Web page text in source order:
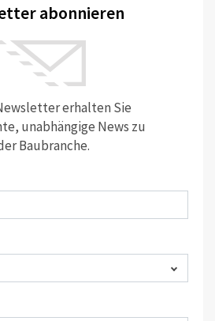
abonnieren
erhalten Sie
unabhängige News zu
Baubranche.